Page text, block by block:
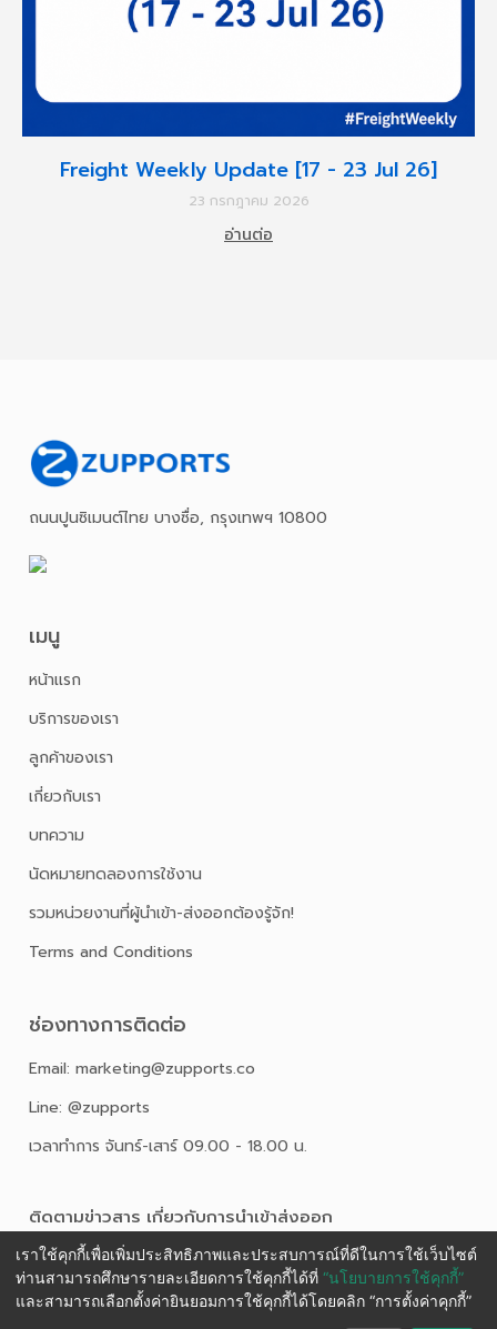
Freight Weekly Update [17 - 23 Jul 26]
23 กรกฎาคม 2026
อ่านต่อ
ถนนปูนซิเมนต์ไทย บางซื่อ, กรุงเทพฯ 10800
เมนู
หน้าเเรก
บริการของเรา
ลูกค้าของเรา
เกี่ยวกับเรา
บทความ
นัดหมายทดลองการใช้งาน
รวมหน่วยงานที่ผู้นำเข้า-ส่งออกต้องรู้จัก!
Terms and Conditions
ช่องทางการติดต่อ
Email: marketing@zupports.co
Line: @zupports
เวลาทำการ จันทร์-เสาร์ 09.00 - 18.00 น.
ติดตามข่าวสาร เกี่ยวกับการนําเข้าส่งออก
เราใช้คุกกี้เพื่อเพิ่มประสิทธิภาพและประสบการณ์ที่ดีในการใช้เว็บไซต์
ท่านสามารถศึกษารายละเอียดการใช้คุกกี้ได้ที่ “นโยบายการใช้คุกกี้”
และสามารถเลือกตั้งค่ายินยอมการใช้คุกกี้ได้โดยคลิก “การตั้งค่าคุกกี้”